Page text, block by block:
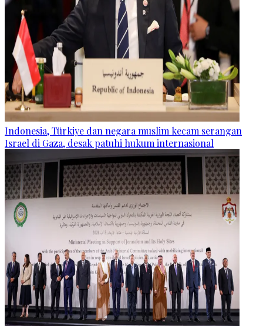
Indonesia, Türkiye dan negara muslim kecam serangan
Israel di Gaza, desak patuhi hukum internasional